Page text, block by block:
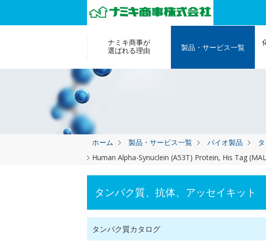
ナミキ商事が
選ばれる理由
製品・サービス一覧
ホーム 製品・サービス一覧 バイオ製品
Human Alpha-Synuclein (A53T) Protein, His Tag
タンパク質、抗体、アッセイキット
タンパク質カタログ